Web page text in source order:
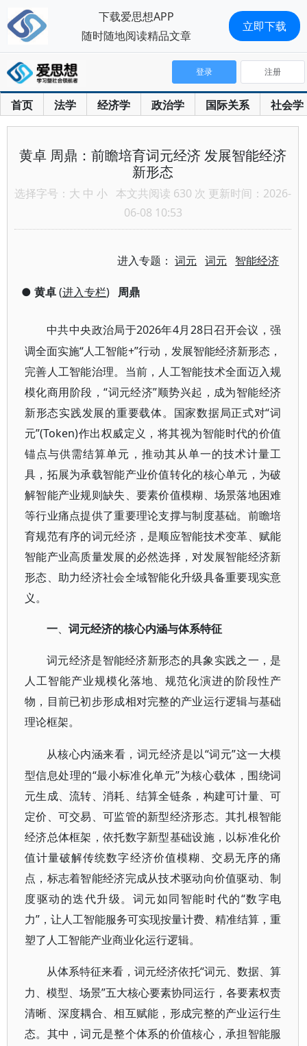
首页 法学 经济学 政治学 国际关系 社会学
登录 注册
黄卓 周鼎：前瞻培育词元经济 发展智能经济
新形态
选择字号： 大 中 小 本文共阅读 630 次 更新时间：2026-
06-08 10:53
进入专题：词元 词元 智能经济
● 黄卓(进入专栏) 周鼎
中共中央政治局于2026年4月28日召开会议，强
调全面实施“人工智能+”行动，发展智能经济新形态，
完善人工智能治理。当前，人工智能技术全面迈入规
模化商用阶段，“词元经济”顺势兴起，成为智能经济
新形态实践发展的重要载体。国家数据局正式对“词
元”(Token)作出权威定义，将其视为智能时代的价值
锚点与供需结算单元，推动其从单一的技术计量工
具，拓展为承载智能产业价值转化的核心单元，为破
解智能产业规则缺失、要素价值模糊、场景落地困难
等行业痛点提供了重要理论支撑与制度基础。前瞻培
育规范有序的词元经济，是顺应智能技术变革、赋能
智能产业高质量发展的必然选择，对发展智能经济新
形态、助力经济社会全域智能化升级具备重要现实意
义。
一 词元经济的核心内涵与体系特征
词元经济是智能经济新形态的具象实践之一，是
人工智能产业规模化落地、规范化演进的阶段性产
物，目前已初步形成相对完整的产业运行逻辑与基础
理论框架。
从核心内涵来看，词元经济是以“词元”这一大模
型信息处理的“最小标准化单元”为核心载体，围绕词
元生成、流转、消耗、结算全链条，构建可计量、可
定价、可交易、可监管的新型经济形态。其扎根智能
经济总体框架，依托数字新型基础设施，以标准化价
值计量破解传统数字经济价值模糊、交易无序的痛
点，标志着智能经济完成从技术驱动向价值驱动、制
度驱动的迭代升级。词元如同智能时代的“数字电
力”，让人工智能服务可实现按量计费、精准结算，重
塑了人工智能产业商业化运行逻辑。
从体系特征来看，词元经济依托“词元、数据、算
力、模型、场景”五大核心要素协同运行，各要素权责
清晰、深度耦合、相互赋能，形成完整的产业运行生
态。其中，词元是整个体系的价值核心，承担智能服
下载爱思想APP
随时随地阅读精品文章
立即下载